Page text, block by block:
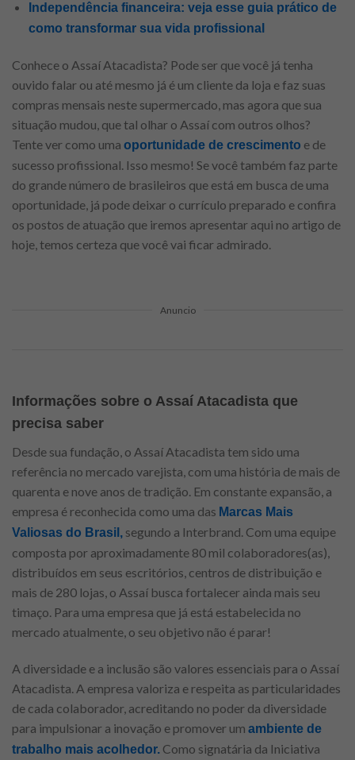
Independência financeira: veja esse guia prático de
como transformar sua vida profissional
Conhece o Assaí Atacadista? Pode ser que você já tenha
ouvido falar ou até mesmo já é um cliente da loja e faz suas
compras mensais neste supermercado, mas agora que sua
situação mudou, que tal olhar o Assaí com outros olhos?
Tente ver como uma oportunidade de crescimento e de
sucesso profissional. Isso mesmo! Se você também faz parte
do grande número de brasileiros que está em busca de uma
oportunidade, já pode deixar o currículo preparado e confira
os postos de atuação que iremos apresentar aqui no artigo de
hoje, temos certeza que você vai ficar admirado.
Anuncio
Informações sobre o Assaí Atacadista que
precisa saber
Desde sua fundação, o Assaí Atacadista tem sido uma
referência no mercado varejista, com uma história de mais de
quarenta e nove anos de tradição. Em constante expansão, a
empresa é reconhecida como uma das Marcas Mais
Valiosas do Brasil, segundo a Interbrand. Com uma equipe
composta por aproximadamente 80 mil colaboradores(as),
distribuídos em seus escritórios, centros de distribuição e
mais de 280 lojas, o Assaí busca fortalecer ainda mais seu
timaço. Para uma empresa que já está estabelecida no
mercado atualmente, o seu objetivo não é parar!
A diversidade e a inclusão são valores essenciais para o Assaí
Atacadista. A empresa valoriza e respeita as particularidades
de cada colaborador, acreditando no poder da diversidade
para impulsionar a inovação e promover um ambiente de
trabalho mais acolhedor. Como signatária da Iniciativa